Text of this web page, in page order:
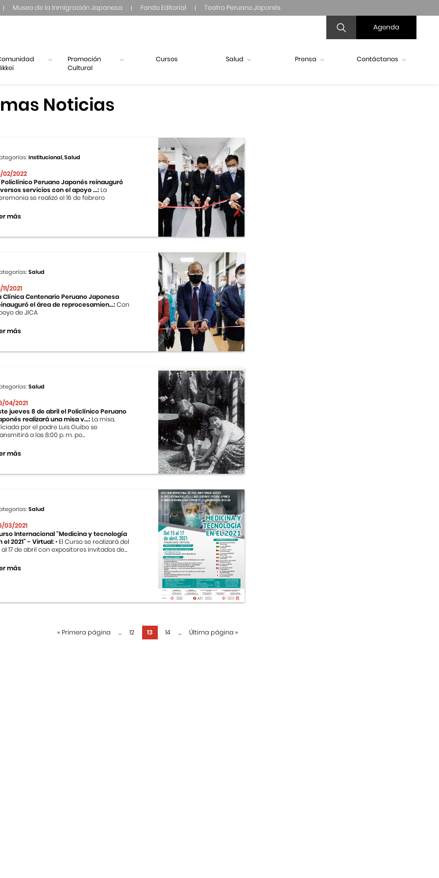
Museo de la Inmigración Japonesa Fondo Editorial Teatro Peruano Japonés
Agenda
Promoción
Cultural
Cursos Salud Prensa Contáctanos
Noticias
Institucional, Salud
02/2022
Policlínico Peruano Japonés reinauguró
servicios con el apoyo ...: La
se realizó el 16 de febrero
más
Salud
11/2021
Clínica Centenario Peruano Japonesa
el área de reprocesamien...:Con
de JICA
más
Salud
04/2021
jueves 8 de abril el Policlínico Peruano
realizará una misa v...: La misa,
por el padre Luis Guibo se
a las 8:00 p. m. po...
más
Salud
03/2021
Internacional “Medicina y tecnología
el 2021” - Virtual:• El Curso se realizará del
al 17 de abril con expositores invitados de...
más
« Primera página ... 12 13 14 ... Última página »